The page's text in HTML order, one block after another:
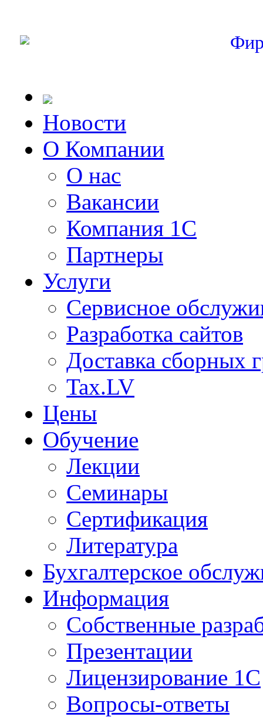
Новости
О Компании
О нас
Вакансии
Компания 1С
Партнеры
Услуги
Сервисное
Разработка сайтов
Доставка сборных
Tax.LV
Цены
Обучение
Лекции
Семинары
Сертификация
Литература
Бухгалтерское
Информация
Собственные
Презентации
Лицензирование 1С
Вопросы-ответы